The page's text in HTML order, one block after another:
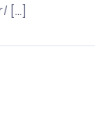
[…]